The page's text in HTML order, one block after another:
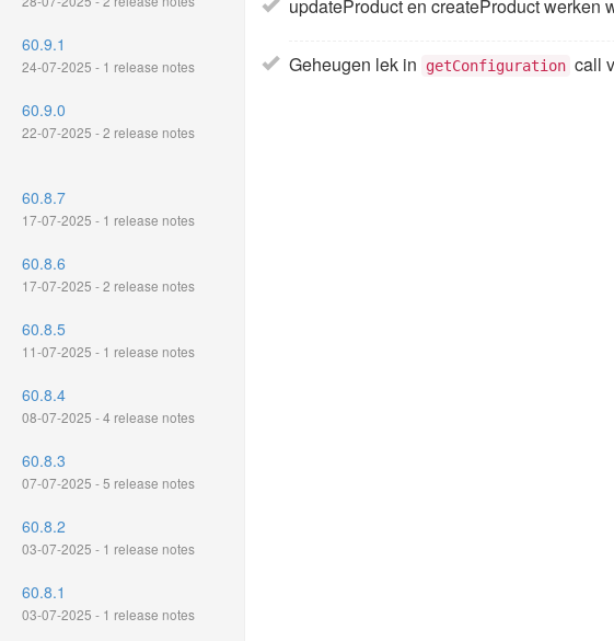
60.9.1
24-07-2025 - 1 release notes
60.9.0
22-07-2025 - 2 release notes
60.8.7
17-07-2025 - 1 release notes
60.8.6
17-07-2025 - 2 release notes
60.8.5
11-07-2025 - 1 release notes
60.8.4
08-07-2025 - 4 release notes
60.8.3
07-07-2025 - 5 release notes
60.8.2
03-07-2025 - 1 release notes
60.8.1
03-07-2025 - 1 release notes
updateProduct en createProduct werken
Geheugen lek in getConfiguration call